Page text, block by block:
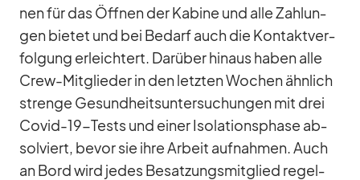
nen für das Öff­nen der Ka­bine und alle Zah­lun­
gen bie­tet und bei Be­darf auch die Kon­takt­ver­
fol­gung er­leich­tert. Dar­über hin­aus ha­ben alle
Crew-Mit­glie­der in den letz­ten Wo­chen ähn­lich
strenge Ge­sund­heits­un­ter­su­chun­gen mit drei
Co­vid-19-Tests und ei­ner Iso­la­ti­ons­phase ab­
sol­viert, be­vor sie ihre Ar­beit auf­nah­men. Auch
an Bord wird je­des Be­sat­zungs­mit­glied re­gel­